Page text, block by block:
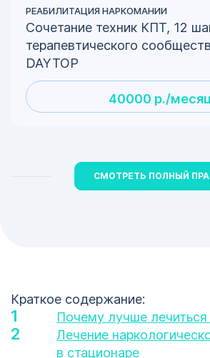
РЕАБИЛИТАЦИЯ НАРКОМАНИИ
Сочетание техник КПТ, 12
терапевтического
DAYTOP
40000 р./
СМОТРЕТЬ ПОЛНЫЙ
Краткое содержание:
Почему лучше лечиться
Лечение
в стационаре